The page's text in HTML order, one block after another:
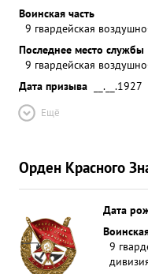
Воинская часть
9 гвардейская
Последнее место службы
9 гвардейская
Дата призыва
__.__.1927
Ещё
Орден Красного
Дата
9